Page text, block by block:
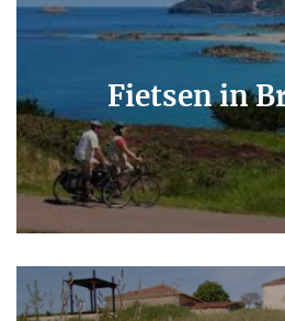
Fietsen in